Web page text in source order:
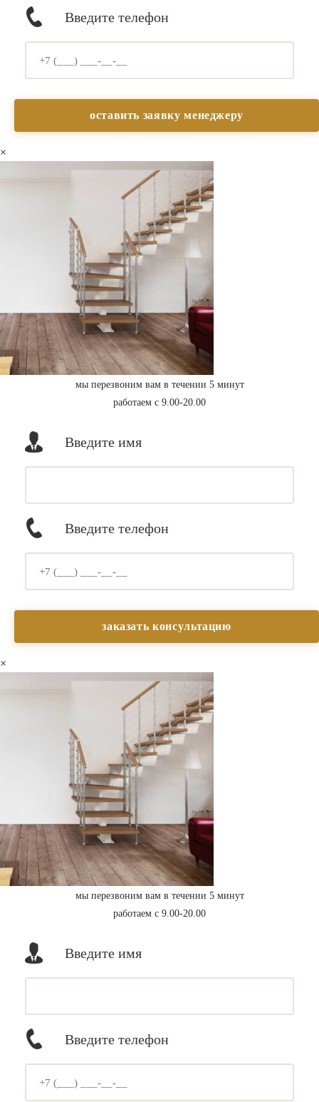
Введите телефон
×
мы перезвоним вам в течении 5 минут
работаем с 9.00-20.00
Введите имя
Введите телефон
×
мы перезвоним вам в течении 5 минут
работаем с 9.00-20.00
Введите имя
Введите телефон